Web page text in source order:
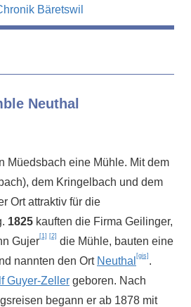
Neuthal
Müedsbach eine Mühle. Mit dem
dem Kringelbach und dem
Ort attraktiv für die
1825 kauften die Firma Geilinger,
Gujer[1] [2] die Mühle, bauten eine
nannten den Ort Neuthal [gis] .
Guyer-Zeller geboren. Nach
begann er ab 1878 mit